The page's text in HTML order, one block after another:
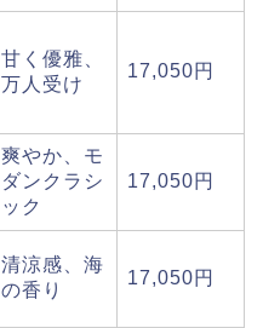
甘く優雅、
万人受け
17,050円
爽やか、モ
ダンクラシ
ック
17,050円
清涼感、海
の香り
17,050円